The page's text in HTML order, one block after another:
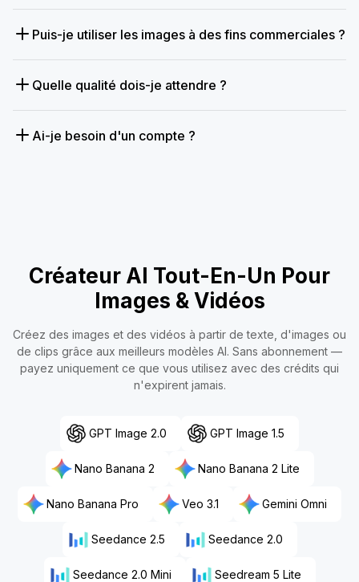
Puis-je utiliser les images à des fins commerciales ?
Quelle qualité dois-je attendre ?
Ai-je besoin d'un compte ?
Créateur AI Tout-En-Un Pour
Images & Vidéos
Créez des images et des vidéos à partir de texte, d'images ou
de clips grâce aux meilleurs modèles AI. Sans abonnement —
payez uniquement ce que vous utilisez avec des crédits qui
n'expirent jamais.
GPT Image 2.0 GPT Image 1.5
Nano Banana 2 Nano Banana 2 Lite
Nano Banana Pro Veo 3.1 Gemini Omni
Seedance 2.5 Seedance 2.0
Seedance 2.0 Mini Seedream 5 Lite